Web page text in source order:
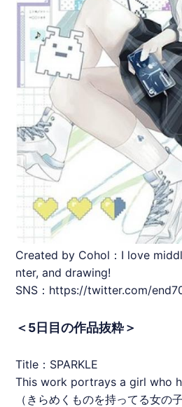
Created by Cohol：I love
nter, and drawing!
SNS：https://twitter.com/
＜5日目の作品抜粋＞
Title：SPARKLE
This work portrays a girl who
（きらめくものを持ってる女の子